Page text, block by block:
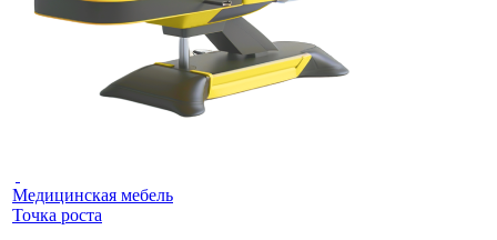
Медицинская мебель
Точка роста